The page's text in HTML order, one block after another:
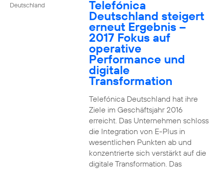
Deutschland
Telefónica
Deutschland steigert
erneut Ergebnis –
2017 Fokus auf
operative
Performance und
digitale
Transformation
Telefónica Deutschland hat ihre
Ziele im Geschäftsjahr 2016
erreicht. Das Unternehmen schloss
die Integration von E-Plus in
wesentlichen Punkten ab und
konzentrierte sich verstärkt auf die
digitale Transformation. Das